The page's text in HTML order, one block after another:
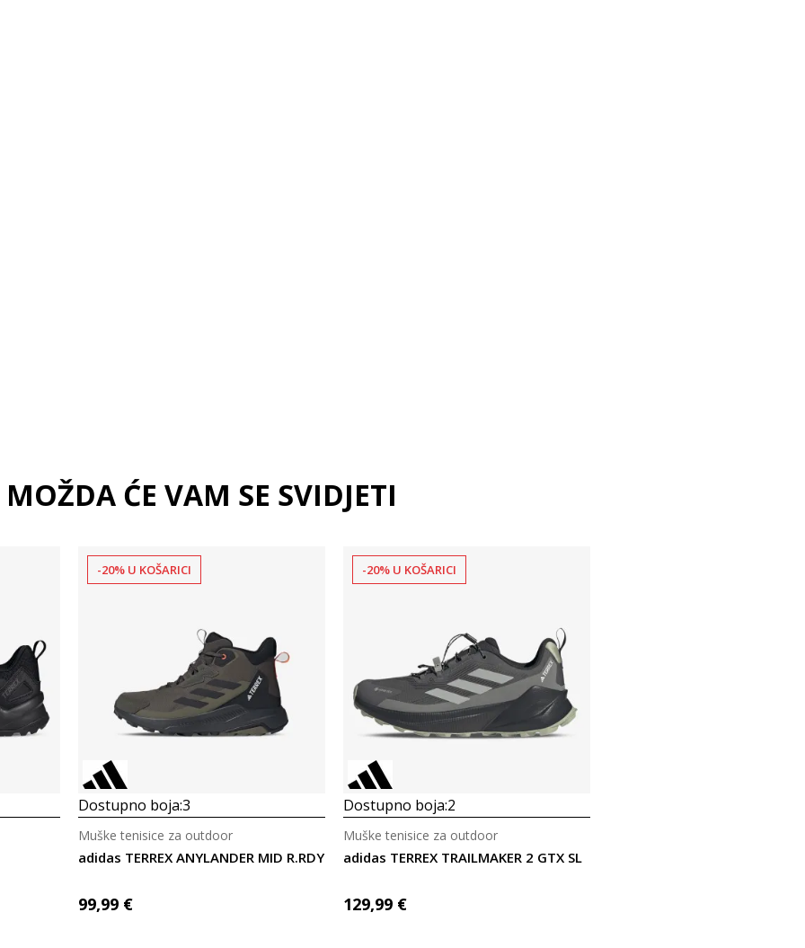
MOŽDA ĆE VAM SE SVIDJETI
-20% U KOŠARICI
Dostupno boja:3
adidas TERREX ANYLANDER MID R.RDY
Muške tenisice za outdoor
99,99 €
-20% U KOŠARICI
Dostupno boja:2
adidas TERREX TRAILMAKER 2 GTX SL
Muške tenisice za outdoor
129,99 €